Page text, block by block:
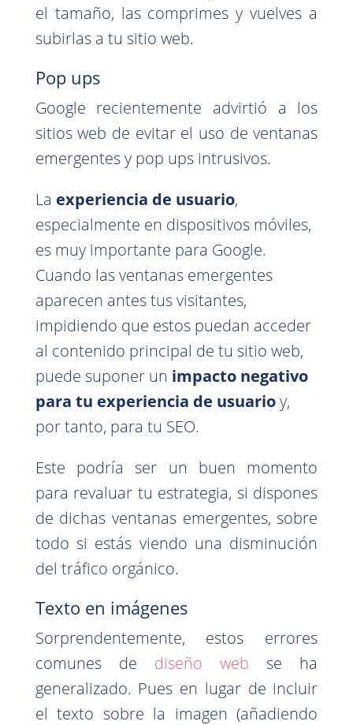
el tamaño, las comprimes y vuelves a
subirlas a tu sitio web.
Pop ups
Google recientemente advirtió a los
sitios web de evitar el uso de ventanas
emergentes y pop ups intrusivos.
La experiencia de usuario,
especialmente en dispositivos móviles,
es muy importante para Google.
Cuando las ventanas emergentes
aparecen antes tus visitantes,
impidiendo que estos puedan acceder
al contenido principal de tu sitio web,
puede suponer un impacto negativo
para tu experiencia de usuarioy,
por tanto, para tu SEO.
Este podría ser un buen momento
para revaluar tu estrategia, si dispones
de dichas ventanas emergentes, sobre
todo si estás viendo una disminución
del tráfico orgánico.
Texto en imágenes
Sorprendentemente, estos errores
comunes de diseño web se ha
generalizado. Pues en lugar de incluir
el texto sobre la imagen (añadiendo